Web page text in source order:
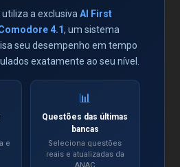
Piloto Brasil. Formando
2004!
disponíveis é ilimitado e não tem
um sistema que engloba todas as
de Manutenção Aeronáutica:
a exclusiva AI First
4.1, um sistema
seu desempenho em tempo
exatamente ao seu nível.
e
📊
Questões das últimas
bancas
Seleciona questões
reais e atualizadas da